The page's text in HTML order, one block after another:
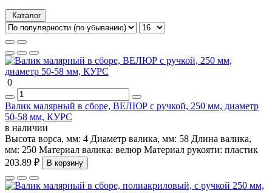
Каталог
0
Валик малярный в сборе, ВЕЛЮР с ручкой, 250 мм, диаметр
50-58 мм, КУРС
в наличии
Высота ворса, мм: 4 Диаметр валика, мм: 58 Длина валика,
мм: 250 Материал валика: велюр Материал рукояти: пластик
203.89 ₽
В корзину